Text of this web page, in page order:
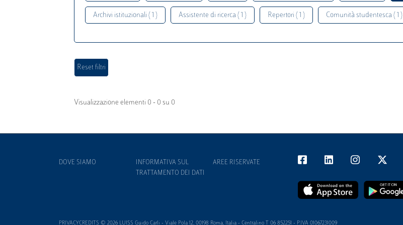
Archivi istituzionali ( 1 ) Assistente di ricerca ( 1 ) Repertori ( 1 ) Comunità studentesca ( 1 )
Visualizzazione elementi 0 - 0 su 0
DOVE SIAMO
INFORMATIVA SUL
TRATTAMENTO DEI DATI
AREE RISERVATE
PRIVACYCREDITS © 2026 LUISS Guido Carli - Viale Pola 12, 00198 Roma, Italia - Centralino T 06 852251 - P.IVA 01067231009